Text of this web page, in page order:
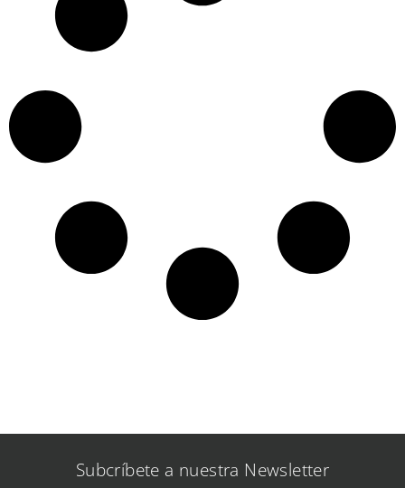
Subcríbete a nuestra Newsletter